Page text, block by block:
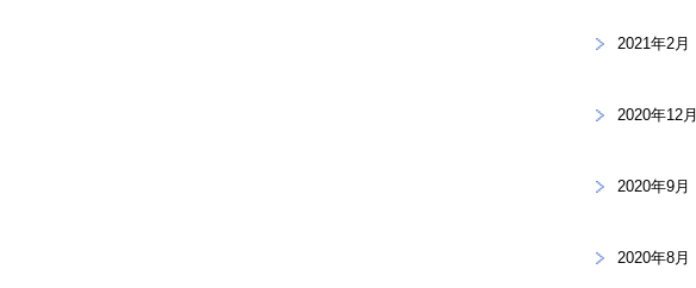
2021年2月
2020年12月
2020年9月
2020年8月